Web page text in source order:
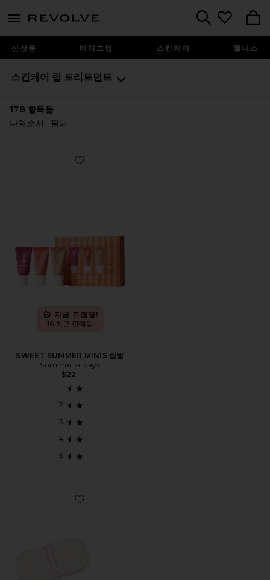
menu - shows more content
신상품 메이크업 스킨케어 웰니스
스킨케어 립 트리트먼트
178 항목들
나열순서
필터
Favorite SWEET SUMMER MINIS 립밤
지금 트렌딩!
16 최근 판매됨
SWEET SUMMER MINIS 립밤
Summer Fridays
$22
Favorite MOUTH TAPE 입 테이프